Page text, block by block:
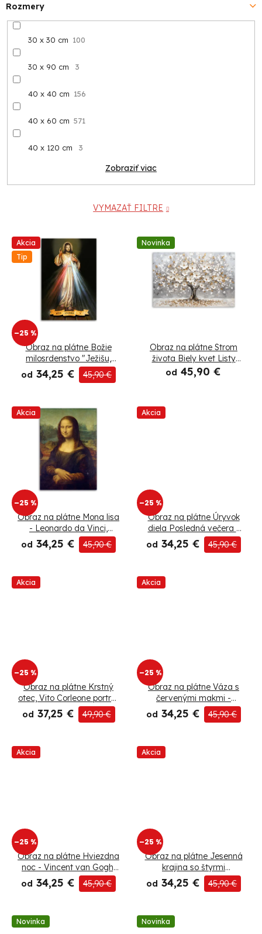
Rozmery
30 x 30 cm 100
30 x 90 cm 3
40 x 40 cm 156
40 x 60 cm 571
40 x 120 cm 3
Zobraziť viac
VYMAZAŤ FILTRE
V
s
o
Akcia
Tip
–25 %
Obraz na plátne Božie
milosrdenstvo "Ježišu,
dôverujem Ti"
od 34,25 € 45,90 €
Novinka
Obraz na plátne Strom
života Biely kvet Listy
Pozlátené
od 45,90 €
Akcia
–25 %
Obraz na plátne Mona lisa
- Leonardo da Vinci,
reprodukcia
od 34,25 € 45,90 €
Akcia
–25 %
Obraz na plátne Úryvok
diela Posledná večera -
Leonardo da Vinci,
reprodukcia
od 34,25 € 45,90 €
Akcia
–25 %
Obraz na plátne Krstný
otec, Vito Corleone portrét
- Nikita Abakumov
od 37,25 € 49,90 €
Akcia
–25 %
Obraz na plátne Váza s
červenými makmi -
Vincent van Gogh,
reprodukcia
od 34,25 € 45,90 €
Akcia
–25 %
Obraz na plátne Hviezdna
noc - Vincent van Gogh,
reprodukcia
od 34,25 € 45,90 €
Akcia
–25 %
Obraz na plátne Jesenná
krajina so štyrmi
stromami - Vincent van
Gogh, reprodukcia
od 34,25 € 45,90 €
Novinka Novinka